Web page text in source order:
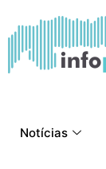
Notícias